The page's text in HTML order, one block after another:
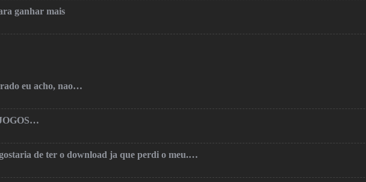
ganhar mais
eu acho, nao…
gostaria de ter o download ja que perdi o meu.…